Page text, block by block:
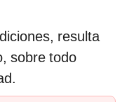
resulta
sobre todo